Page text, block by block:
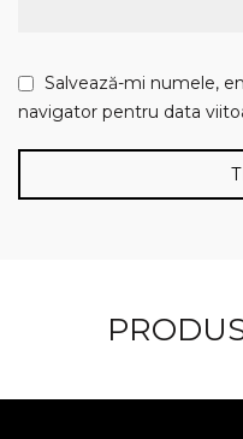
Salvează-mi numele,
navigator pentru data